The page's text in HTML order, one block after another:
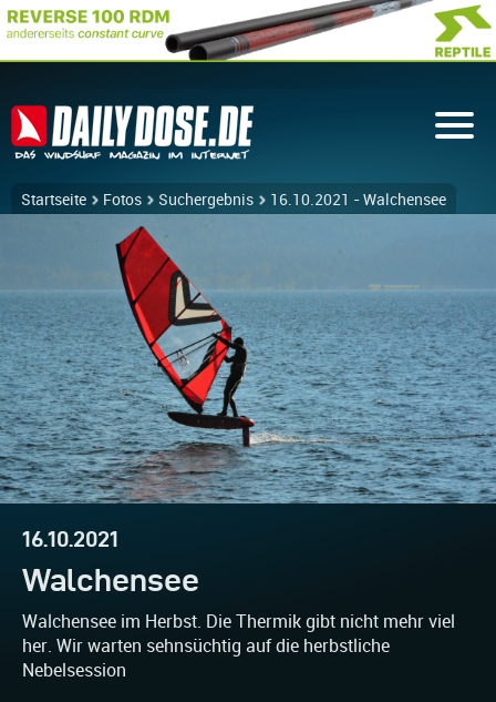
Startseite Fotos Suchergebnis 16.10.2021 - Walchensee
16.10.2021
Walchensee
Walchensee im Herbst. Die Thermik gibt nicht mehr viel
her. Wir warten sehnsüchtig auf die herbstliche
Nebelsession